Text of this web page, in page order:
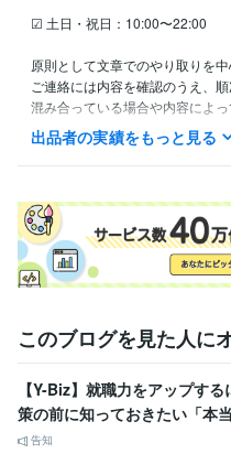
☑ 土日・祝日：10:00〜22:00
原則として文章でのやり取りを中
ご連絡には内容を確認のうえ、順
混み合っている場合や内容によっ
お時間をいただくことがあります
ライフスタイル・その他 / その
出品者の実績をもっと見る
このブログを見た人に
【Y-Biz】就職力をアップす
策の前に知っておきたい「本
告知